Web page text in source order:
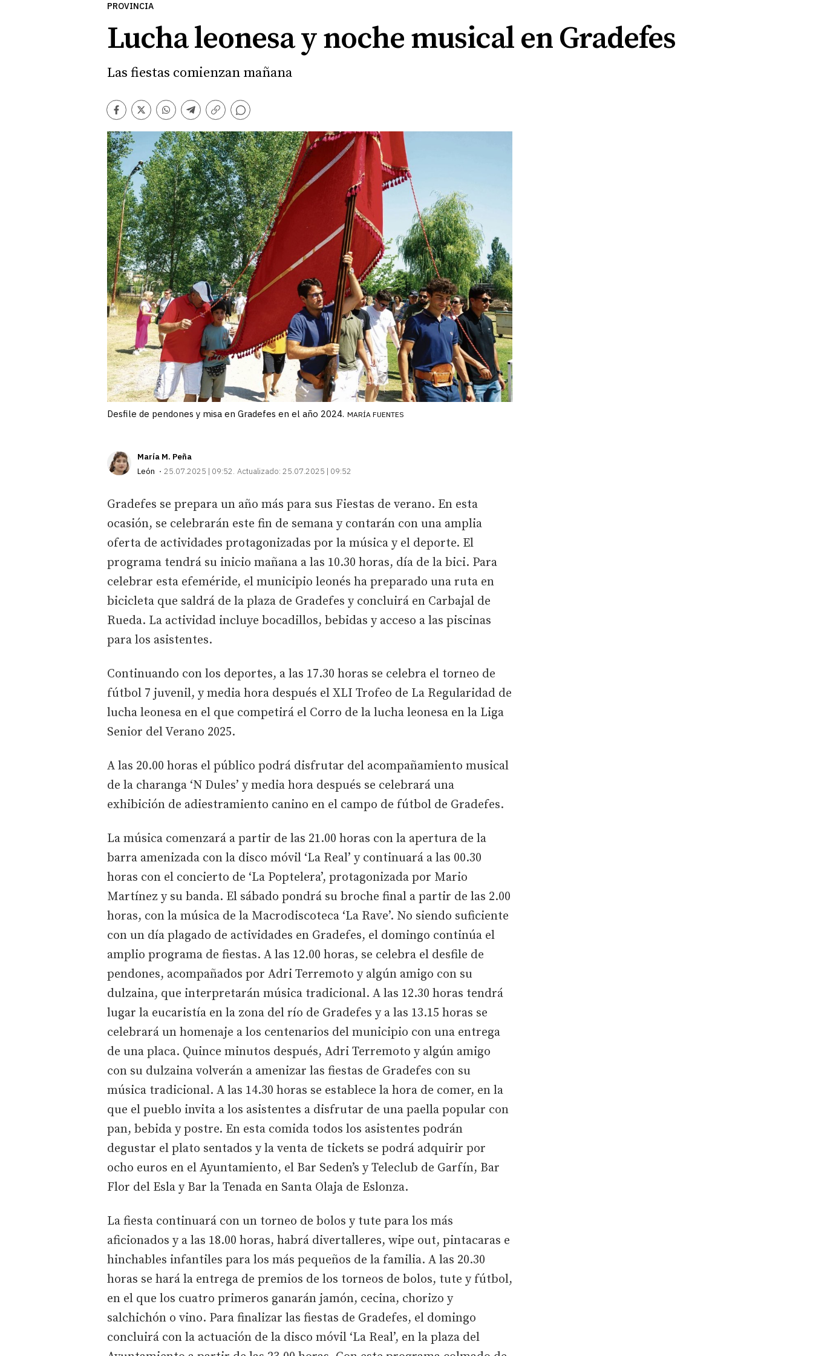
PROVINCIA
Lucha leonesa y noche musical en Gradefes
Las fiestas comienzan mañana
Facebook
TwitterWhatsapp
Telegram
Copiar
enlace
Comentarios
Desfile de pendones y misa en Gradefes en el año 2024. MARÍA FUENTES
María M. Peña
León
25.07.2025 | 09:52 Actualizado: 25.07.2025 | 09:52
Gradefes se prepara un año más para sus Fiestas de verano. En esta
ocasión, se celebrarán este fin de semana y contarán con una amplia
oferta de actividades protagonizadas por la música y el deporte. El
programa tendrá su inicio mañana a las 10.30 horas, día de la bici. Para
celebrar esta efeméride, el municipio leonés ha preparado una ruta en
bicicleta que saldrá de la plaza de Gradefes y concluirá en Carbajal de
Rueda. La actividad incluye bocadillos, bebidas y acceso a las piscinas
para los asistentes.
Continuando con los deportes, a las 17.30 horas se celebra el torneo de
fútbol 7 juvenil, y media hora después el XLI Trofeo de La Regularidad de
lucha leonesa en el que competirá el Corro de la lucha leonesa en la Liga
Senior del Verano 2025.
A las 20.00 horas el público podrá disfrutar del acompañamiento musical
de la charanga ‘N Dules’ y media hora después se celebrará una
exhibición de adiestramiento canino en el campo de fútbol de Gradefes.
La música comenzará a partir de las 21.00 horas con la apertura de la
barra amenizada con la disco móvil ‘La Real’ y continuará a las 00.30
horas con el concierto de ‘La Poptelera’, protagonizada por Mario
Martínez y su banda. El sábado pondrá su broche final a partir de las 2.00
horas, con la música de la Macrodiscoteca ‘La Rave’. No siendo suficiente
con un día plagado de actividades en Gradefes, el domingo continúa el
amplio programa de fiestas. A las 12.00 horas, se celebra el desfile de
pendones, acompañados por Adri Terremoto y algún amigo con su
dulzaina, que interpretarán música tradicional. A las 12.30 horas tendrá
lugar la eucaristía en la zona del río de Gradefes y a las 13.15 horas se
celebrará un homenaje a los centenarios del municipio con una entrega
de una placa. Quince minutos después, Adri Terremoto y algún amigo
con su dulzaina volverán a amenizar las fiestas de Gradefes con su
música tradicional. A las 14.30 horas se establece la hora de comer, en la
que el pueblo invita a los asistentes a disfrutar de una paella popular con
pan, bebida y postre. En esta comida todos los asistentes podrán
degustar el plato sentados y la venta de tickets se podrá adquirir por
ocho euros en el Ayuntamiento, el Bar Seden’s y Teleclub de Garfín, Bar
Flor del Esla y Bar la Tenada en Santa Olaja de Eslonza.
La fiesta continuará con un torneo de bolos y tute para los más
aficionados y a las 18.00 horas, habrá divertalleres, wipe out, pintacaras e
hinchables infantiles para los más pequeños de la familia. A las 20.30
horas se hará la entrega de premios de los torneos de bolos, tute y fútbol,
en el que los cuatro primeros ganarán jamón, cecina, chorizo y
salchichón o vino. Para finalizar las fiestas de Gradefes, el domingo
concluirá con la actuación de la disco móvil ‘La Real’, en la plaza del